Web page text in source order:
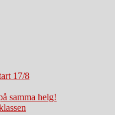
17/8
samma helg!